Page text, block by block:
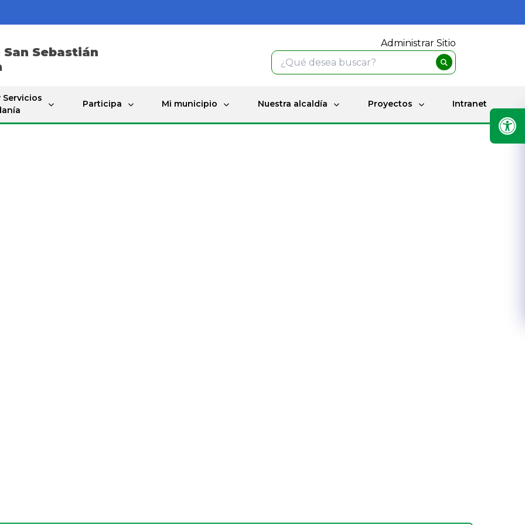
San Sebastián
Administrar Sitio
Participa Mi municipio Nuestra alcaldía Proyectos Intranet